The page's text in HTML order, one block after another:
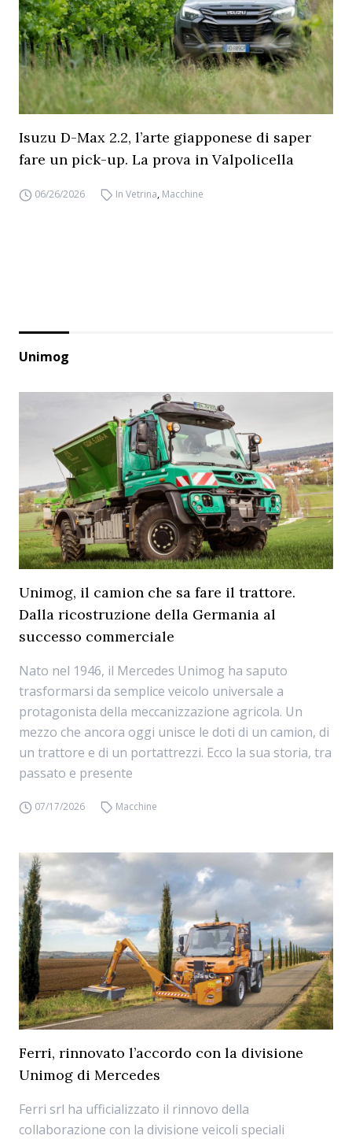
Isuzu D-Max 2.2, l’arte giapponese di saper
fare un pick-up. La prova in Valpolicella
06/26/2026 In Vetrina, Macchine
Unimog
Unimog, il camion che sa fare il trattore.
Dalla ricostruzione della Germania al
successo commerciale
Nato nel 1946, il Mercedes Unimog ha saputo
trasformarsi da semplice veicolo universale a
protagonista della meccanizzazione agricola. Un
mezzo che ancora oggi unisce le doti di un camion, di
un trattore e di un portattrezzi. Ecco la sua storia, tra
passato e presente
07/17/2026 Macchine
Ferri, rinnovato l’accordo con la divisione
Unimog di Mercedes
Ferri srl ha ufficializzato il rinnovo della
collaborazione con la divisione veicoli speciali